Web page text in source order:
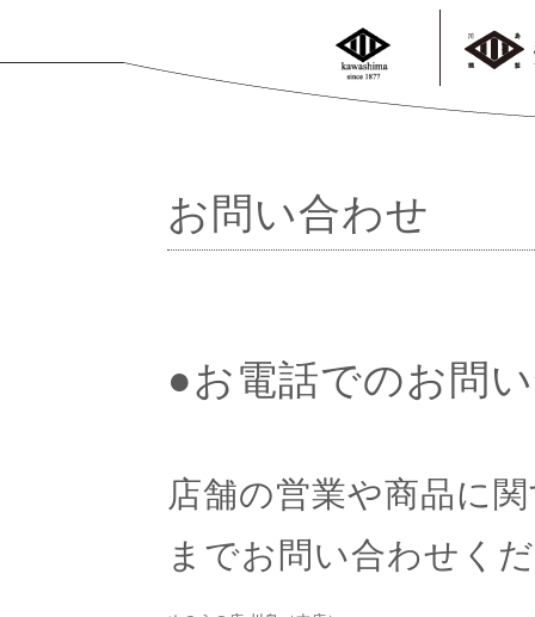
お問い合わせ
●お電話でのお問
店舗の営業や商品に
までお問い合わせく